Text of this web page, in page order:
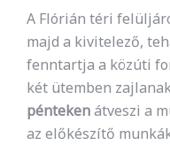
A Flórián téri
majd a kivitelező,
fenntartja a közúti
két ütemben
péntekenátveszi a
az előkészítő